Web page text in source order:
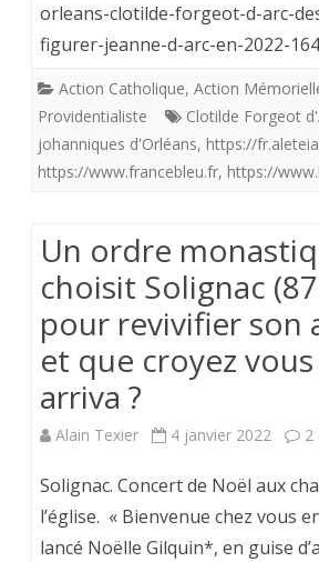
orleans-clotilde-forgeot-d-arc-
figurer-jeanne-d-arc-en-2022-
Action Catholique, Action
Providentialiste
Clotilde Forgeot
johanniques d'Orléans, https://
https://www.francebleu.fr, https://
Un ordre
choisit Solignac
pour revivifier son
et que croyez vous
arriva ?
Alain Texier 4 janvier 2022 2
Solignac. Concert de Noël aux
l’église. « Bienvenue chez vous
lancé Noëlle Gilquin*, en guise